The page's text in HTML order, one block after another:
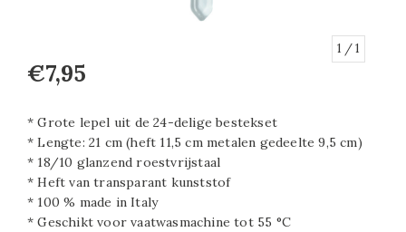
1 / 1
€7,95
* Grote lepel uit de 24-delige bestekset
* Lengte: 21 cm (heft 11,5 cm metalen gedeelte 9,5 cm)
* 18/10 glanzend roestvrijstaal
* Heft van transparant kunststof
* 100 % made in Italy
* Geschikt voor vaatwasmachine tot 55 °C